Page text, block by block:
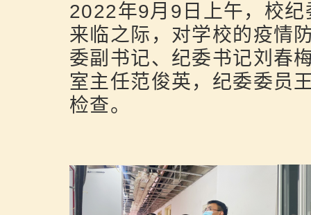
2022年9月9日上午，校
来临之际，对学校的疫情
委副书记、纪委书记刘春
室主任范俊英，纪委委员
检查。